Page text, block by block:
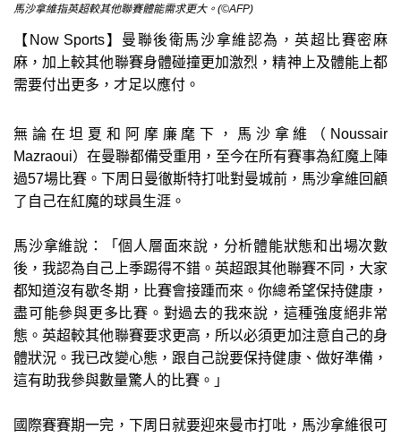
馬沙拿維指英超較其他聯賽體能需求更大。(©AFP)
【Now Sports】曼聯後衛馬沙拿維認為，英超比賽密麻
麻，加上較其他聯賽身體碰撞更加激烈，精神上及體能上都
需要付出更多，才足以應付。
無論在坦夏和阿摩廉麾下，馬沙拿維（Noussair
Mazraoui）在曼聯都備受重用，至今在所有賽事為紅魔上陣
過57場比賽。下周日曼徹斯特打吡對曼城前，馬沙拿維回顧
了自己在紅魔的球員生涯。
馬沙拿維說：「個人層面來說，分析體能狀態和出場次數
後，我認為自己上季踢得不錯。英超跟其他聯賽不同，大家
都知道沒有歇冬期，比賽會接踵而來。你總希望保持健康，
盡可能參與更多比賽。對過去的我來說，這種強度絕非常
態。英超較其他聯賽要求更高，所以必須更加注意自己的身
體狀況。我已改變心態，跟自己說要保持健康、做好準備，
這有助我參與數量驚人的比賽。」
國際賽賽期一完，下周日就要迎來曼市打吡，馬沙拿維很可